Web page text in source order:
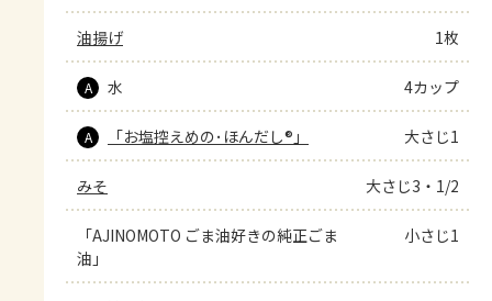
油揚げ 1枚
A 水 4カップ
A 「お塩控えめの･ほんだし®」 大さじ1
みそ 大さじ3・1/2
「AJINOMOTO ごま油好きの純正ごま
油」
小さじ1